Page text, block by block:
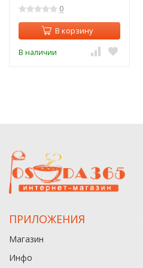
0
В корзину
В наличии
ПРИЛОЖЕНИЯ
Магазин
Инфо